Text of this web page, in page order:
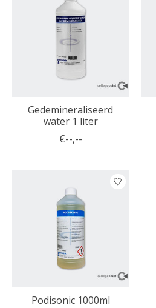
Gedemineraliseerd
water 1 liter
€--,--
Podisonic 1000ml